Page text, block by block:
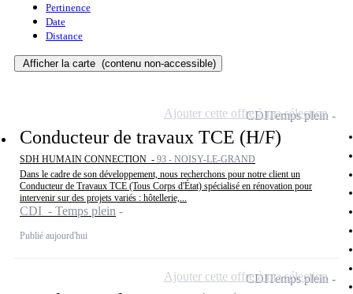
Pertinence
Date
Distance
Afficher la carte (contenu non-accessible)
Conducteur de travaux TCE (H/F)
SDH HUMAIN CONNECTION - 93 - NOISY-LE-GRAND
Dans le cadre de son développement, nous recherchons pour notre client un
Conducteur de Travaux TCE (Tous Corps d'État) spécialisé en rénovation pour
intervenir sur des projets variés : hôtellerie,...
CDI - Temps plein
Publié aujourd'hui
CDITemps plein
Ajouter cette offre à ma sélection
CDITemps plein
Ajouter cette offre à ma sélection